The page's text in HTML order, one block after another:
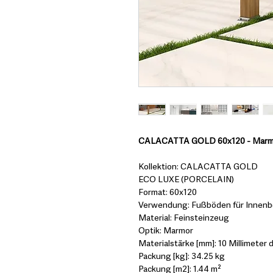
CALACATTA GOLD 60x120 -
Kollektion: CALACATTA GOLD
ECO LUXE (PORCELAIN)
Format: 60x120
Verwendung: Fußböden für
Material: Feinsteinzeug
Optik: Marmor
Materialstärke [mm]: 10 Millimeter
Packung [kg]: 34.25 kg
Packung [m2]: 1.44 m²